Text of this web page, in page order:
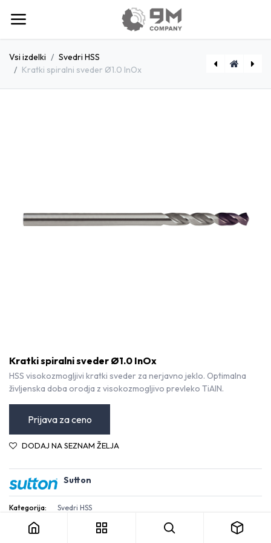
Vsi izdelki
Svedri HSS
Kratki spiralni sveder Ø1.0 InOx
Kratki spiralni sveder Ø1.0 InOx
HSS visokozmogljivi kratki sveder za nerjavno jeklo. Optimalna
življenska doba orodja z visokozmogljivo prevleko TiAlN.
Prijava za ceno
DODAJ NA SEZNAM ŽELJA
Sutton
Kategorija: Svedri HSS
Pogoji in določila